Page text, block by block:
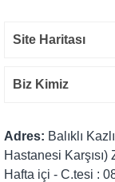
Site Haritası
Biz Kimiz
Adres: Balıklı
Hastanesi
Hafta içi - C.tesi :